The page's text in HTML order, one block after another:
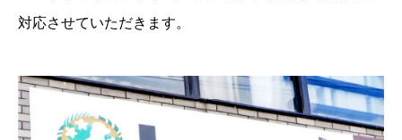
対応させていただきます。